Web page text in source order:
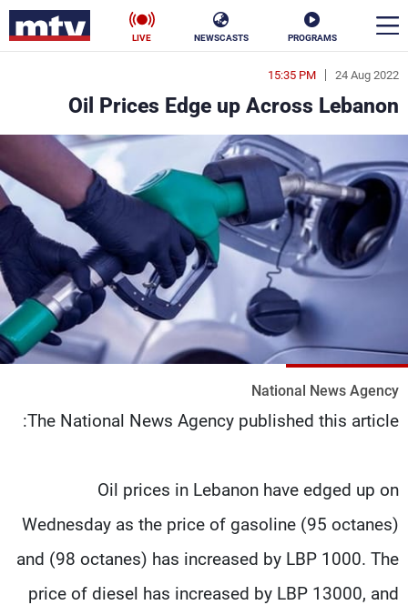
PROGRAMS
NEWSCASTS
LIVE
24 Aug 2022
15:35 PM
Oil Prices Edge up Across Lebanon
National News Agency
The National News Agency published this article:
Oil prices in Lebanon have edged up on
Wednesday as the price of gasoline (95 octanes)
and (98 octanes) has increased by LBP 1000. The
price of diesel has increased by LBP 13000, and
en
الأخبار
سياسة ناس
إقتصاد فن
منوعات رياضة
جدول البرامج
شاهد البرامج
الإنـتـاج
لاعلاناتكم
تواصل معنا
شروط الإسـتخدام
سياسة الخصوصية